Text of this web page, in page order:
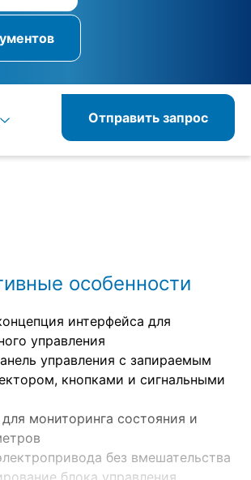
изделия
Отправить запрос
особенности
интерфейса для
управления
управления с запираемым
кнопками и сигнальными
мониторинга состояния и
без вмешательства
блока управления